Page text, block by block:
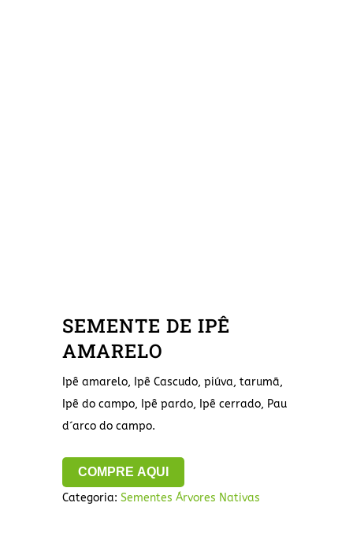
SEMENTE DE IPÊ
AMARELO
Ipê amarelo, Ipê Cascudo, piúva, tarumã,
Ipê do campo, Ipê pardo, Ipê cerrado, Pau
d´arco do campo.
COMPRE AQUI
Categoria: Sementes Árvores Nativas